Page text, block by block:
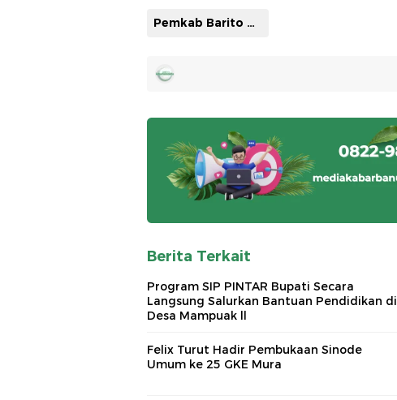
Pemkab Barito Utara
Berita Terkait
Program SIP PINTAR Bupati Secara
Langsung Salurkan Bantuan Pendidikan di
Desa Mampuak ll
Felix Turut Hadir Pembukaan Sinode
Umum ke 25 GKE Mura